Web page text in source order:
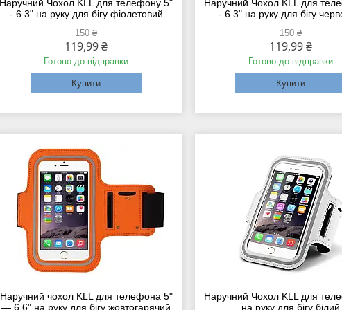
Наручний Чохол KLL для телефону 5"
- 6.3" на руку для бігу фіолетовий
150 ₴
119,99 ₴
Готово до відправки
Купити
Наручний Чохол KLL для
- 6.3" на руку для бігу
150 ₴
119,99 ₴
Готово до відправки
Купити
Наручний чохол KLL для телефона 5"
— 6.6" на руку для бігу жовтогарячий
Наручний Чохол KLL для
на руку для бігу білий